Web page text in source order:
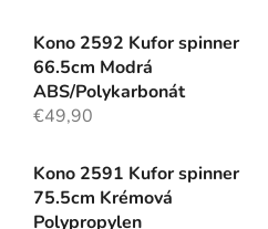
Kono 2592 Kufor spinner
66.5cm Modrá
ABS/Polykarbonát
€49,90
Kono 2591 Kufor spinner
75.5cm Krémová
Polypropylen